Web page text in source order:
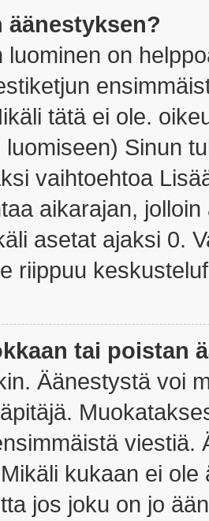
äänestyksen?
on
tätä ei ole.
Sinun
vaihtoehtoa
aikarajan,
asetat ajaksi 0.
riippuu
tai poistan
Äänestystä voi
viestiä.
kukaan ei
jos joku on jo